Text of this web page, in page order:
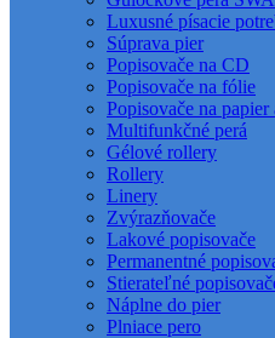
Luxusné písacie
Súprava pier
Popisovače na CD
Popisovače na fólie
Popisovače na
Multifunkčné perá
Gélové rollery
Rollery
Linery
Zvýrazňovače
Lakové popisovače
Permanentné
Stierateľné
Náplne do pier
Plniace pero